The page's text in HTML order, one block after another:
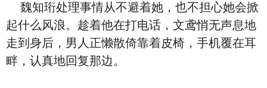
魏知珩处理事情从不避着她，也不担心她会掀
起什么风浪。趁着他在打电话，文鸢悄无声息地
走到身后，男人正懒散倚靠着皮椅，手机覆在耳
畔，认真地回复那边。